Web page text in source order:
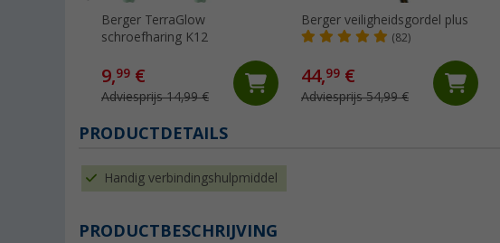
Berger TerraGlow
schroefharing K12
9,99 €
Adviesprijs 14,99 €
Berger veiligheidsgordel plus
(82)
44,99 €
Adviesprijs 54,99 €
PRODUCTDETAILS
Handig verbindingshulpmiddel
PRODUCTBESCHRIJVING